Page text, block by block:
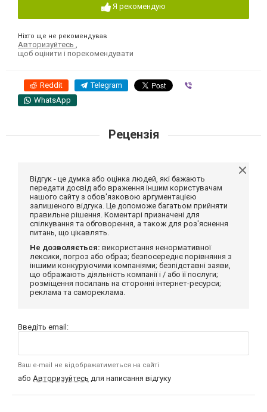
Я рекомендую
Ніхто ще не рекомендував
Авторизуйтесь
щоб оцінити і порекомендувати
Reddit Telegram
WhatsApp
Рецензія
Відгук - це думка або оцінка людей, які бажають
передати досвід або враження іншим користувачам
нашого сайту з обов'язковою аргументацією
залишеного відгука. Це допоможе багатьом прийняти
правильне рішення. Коментарі призначені для
спілкування та обговорення, а також для роз'яснення
питань, що цікавлять.
Не дозволяється: використання ненормативної
лексики, погроз або образ; безпосереднє порівняння з
іншими конкуруючими компаніями; безпідставні заяви,
що ображають діяльність компанії і / або її послуги;
розміщення посилань на сторонні інтернет-ресурси;
реклама та самореклама.
Введіть email:
Ваш e-mail не відображатиметься на сайті
або Авторизуйтесь для написання відгуку